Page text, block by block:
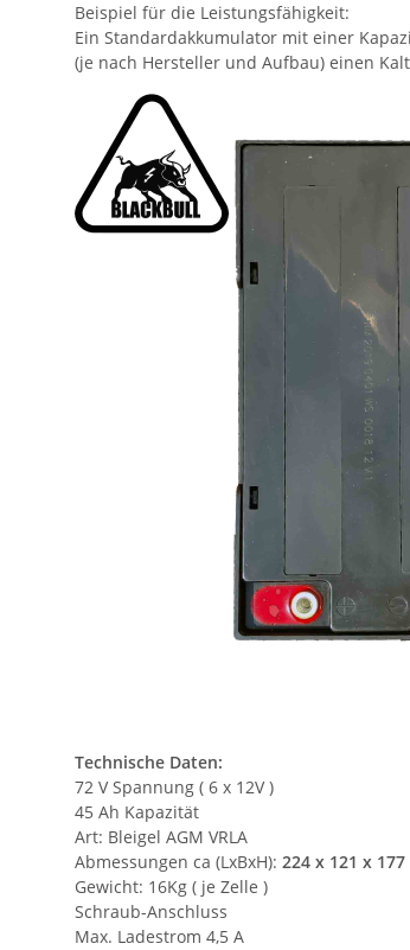
Beispiel für die Leistungsfähigkeit:
Ein Standardakkumulator mit einer
(je nach Hersteller und Aufbau) einen
Technische Daten:
72 V Spannung ( 6 x 12V )
45 Ah Kapazität
Art: Bleigel AGM VRLA
Abmessungen ca (LxBxH): 224 x 121 x
Gewicht: 16Kg ( je Zelle )
Schraub-Anschluss
Max. Ladestrom 4,5 A